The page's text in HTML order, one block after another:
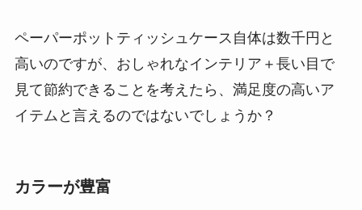
ペーパーポットティッシュケース自体は数千円と
高いのですが、おしゃれなインテリア＋長い目で
見て節約できることを考えたら、満足度の高いア
イテムと言えるのではないでしょうか？
カラーが豊富